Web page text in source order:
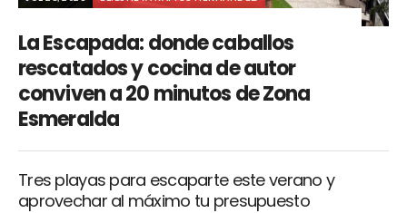
La Escapada: donde caballos
rescatados y cocina de autor
conviven a 20 minutos de Zona
Esmeralda
Tres playas para escaparte este verano y
aprovechar al máximo tu presupuesto